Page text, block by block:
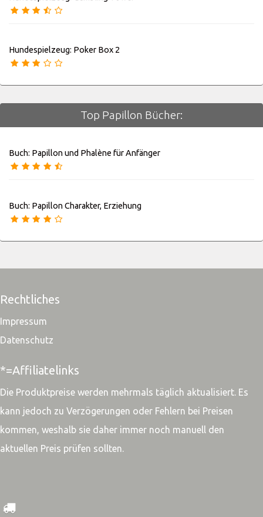
Hundespielzeug: Poker Box 2
Top Papillon Bücher:
Buch: Papillon und Phalène für Anfänger
Buch: Papillon Charakter, Erziehung
Rechtliches
Impressum
Datenschutz
*=Affiliatelinks
Die Produktpreise werden mehrmals täglich aktualisiert. Es
kann jedoch zu Verzögerungen oder Fehlern bei Preisen
kommen, weshalb sie daher immer noch manuell den
aktuellen Preis prüfen sollten.